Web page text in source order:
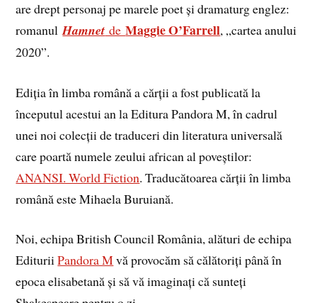
are drept personaj pe marele poet și dramaturg englez:
romanulHamnet deMaggie O’Farrell, „cartea anului
2020”.
Ediția în limba română a cărții a fost publicată la
începutul acestui an la Editura Pandora M, în cadrul
unei noi colecții de traduceri din literatura universală
care poartă numele zeului african al poveștilor:
ANANSI. World Fiction. Traducătoarea cărții în limba
română este Mihaela Buruiană.
Noi, echipa British Council România, alături de echipa
EdituriiPandora Mvă provocăm să călătoriți până în
epoca elisabetană și să vă imaginați că sunteți